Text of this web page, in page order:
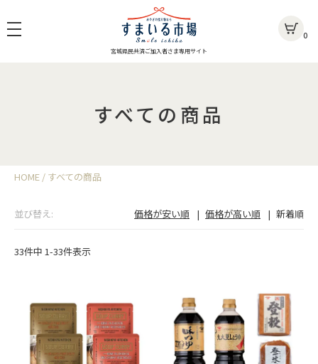
宮城県民共済ご加入者さま専用サイト
0
すべての商品
HOME すべての商品
並び替え 価格が安い順 価格が高い順 新着順
33件中 1-33件表示